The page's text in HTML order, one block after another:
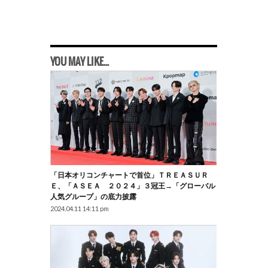
YOU MAY LIKE...
「日本オリコンチャートで首位」ＴＲＥＡＳＵＲ
Ｅ、「ＡＳＥＡ ２０２４」３冠王→「グローバル
人気グループ」の底力披露
2024.04.11 14:11 pm